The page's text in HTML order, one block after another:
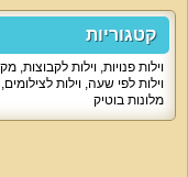
קטגוריות
וילות פנויות, וילות לקבוצות,
וילות לפי שעה, וילות לצילומים,
מלונות בוטיק